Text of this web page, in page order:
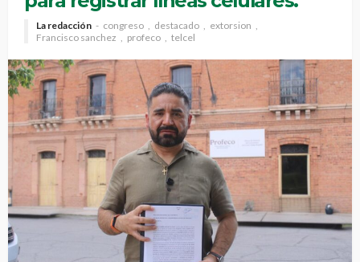
La redacción congreso destacado
extorsion
Francisco sanchez
profeco telcel